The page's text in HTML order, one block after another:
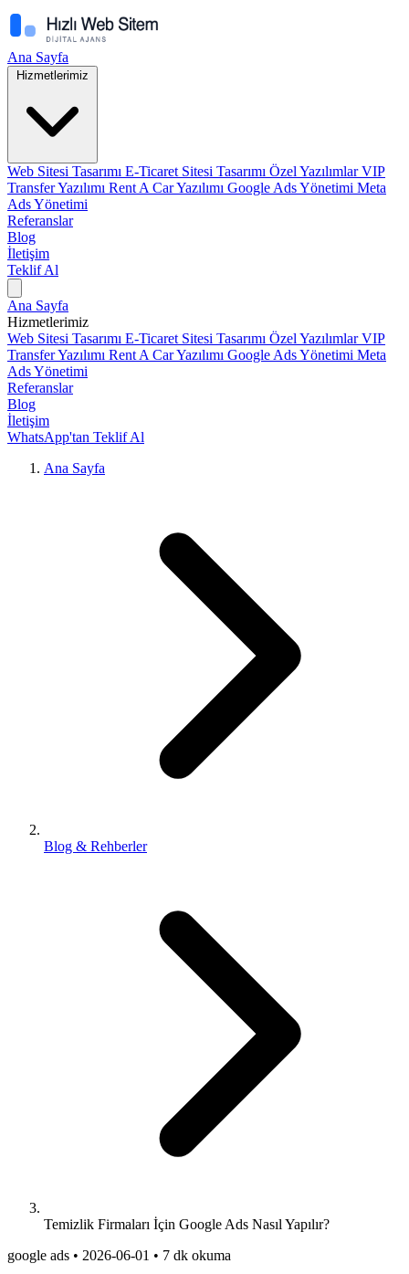
Ana Sayfa
Hizmetlerimiz
Web Sitesi Tasarımı E-Ticaret Sitesi Tasarımı Özel YazılımlarVIP
Transfer Yazılımı Rent A Car Yazılımı Google Ads Yönetimi Meta
Ads Yönetimi
Referanslar
Blog
İletişim
Teklif Al
Ana Sayfa
Hizmetlerimiz
Web Sitesi Tasarımı E-Ticaret Sitesi Tasarımı Özel YazılımlarVIP
Transfer Yazılımı Rent A Car Yazılımı Google Ads Yönetimi Meta
Ads Yönetimi
Referanslar
Blog
İletişim
WhatsApp'tan Teklif Al
Ana Sayfa
Blog & Rehberler
Temizlik Firmaları İçin Google Ads Nasıl Yapılır?
google ads • 2026-06-01 • 7 dk okuma